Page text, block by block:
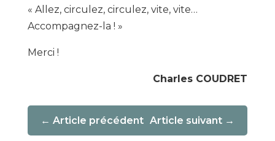
« Allez, circulez, circulez, vite, vite…
Accompagnez-la ! »
Merci !
Charles COUDRET
Article suivant
Article précédent